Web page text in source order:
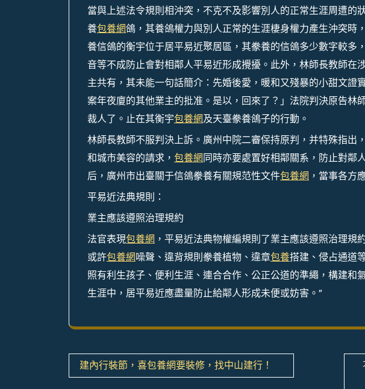
當與上述法令規則相沖突，不克不及影響別人的正常生涯周遭的
養包養網鴿，其養鴿權力與別人正常的生涯棲身權力產生沖突時
養信鴿的衡宇位于居平易近聚居區，其豢養的信鴿多少數字較多
音等不成防止會對相鄰人平易近形成攪擾。此外，林師長教師在
主共有，其未能一句話簡介：先婚後愛，暖和又殘暴的小甜文證
案年夜廈的其他業主的批准。是以，回來了？」法院判決原告林
裁人了。止在其衡宇包養網及天臺豢養鴿子的行動。
林師長教師不服判決上訴。廣州中院二審保持原判，并特殊指出
和城市美容的請求， 包養網同時亦要處置好相鄰關系，防止對鄰
后，廣州市出臺關于信鴿豢養有關規范性文件包養網 ，當事各方
平易近法典規則：
業主應該遵照治理規約
法官表現包養網 ，平易近法典物權編規則了業主應該遵照治理規
或許包養網噪聲、違背規則豢養植物、違章包養搭建、侵占通道
照有利生孩子、便利生涯、連合合作、公正公道的準繩，構建和
生涯中，居平易近應盡量防止給鄰人形成未便或妨害。”
文建內行裝節，喜包養網要裝修，找中山建行！